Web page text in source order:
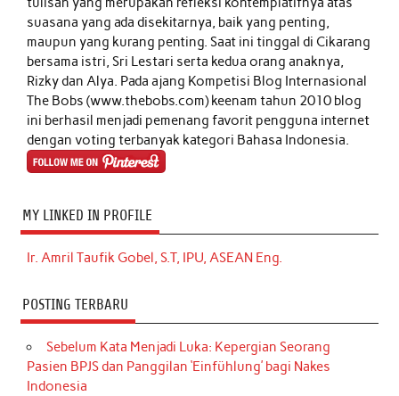
suasana yang ada disekitarnya, baik yang penting,
maupun yang kurang penting. Saat ini tinggal di Cikarang
bersama istri, Sri Lestari serta kedua orang anaknya,
Rizky dan Alya. Pada ajang Kompetisi Blog Internasional
The Bobs (www.thebobs.com) keenam tahun 2010 blog
ini berhasil menjadi pemenang favorit pengguna internet
dengan voting terbanyak kategori Bahasa Indonesia.
MY LINKED IN PROFILE
Ir. Amril Taufik Gobel, S.T, IPU, ASEAN Eng.
POSTING TERBARU
Sebelum Kata Menjadi Luka: Kepergian Seorang
Pasien BPJS dan Panggilan ‘Einfühlung’ bagi Nakes
Indonesia